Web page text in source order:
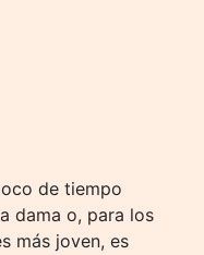
de tiempo
dama o, para los
más joven, es